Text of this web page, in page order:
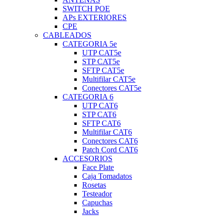
SWITCH POE
APs EXTERIORES
CPE
CABLEADOS
CATEGORIA 5e
UTP CAT5e
STP CAT5e
SFTP CAT5e
Multifilar CAT5e
Conectores CAT5e
CATEGORIA 6
UTP CAT6
STP CAT6
SFTP CAT6
Multifilar CAT6
Conectores CAT6
Patch Cord CAT6
ACCESORIOS
Face Plate
Caja Tomadatos
Rosetas
Testeador
Capuchas
Jacks